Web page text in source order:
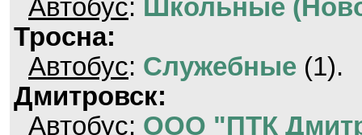
Автобус: Школьные
Тросна:
Автобус: Служебные (1).
Дмитровск:
Автобус: ООО "ПТК